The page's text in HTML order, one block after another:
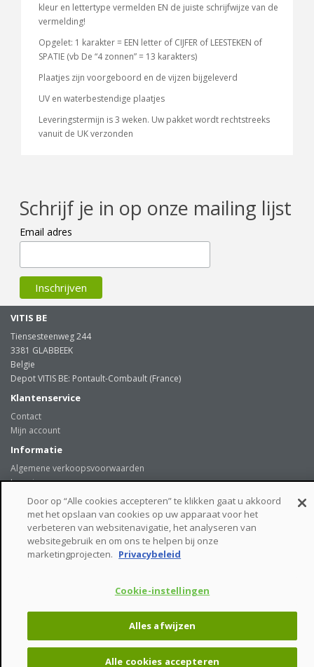
kleur en lettertype vermelden EN de juiste schrijfwijze van de
vermelding!
Opgelet: 1 karakter = EEN letter of CIJFER of LEESTEKEN of
SPATIE (vb De “4 zonnen” = 13 karakters)
Plaatjes zijn voorgeboord en de vijzen bijgeleverd
UV en waterbestendige plaatjes
Leveringstermijn is 3 weken. Uw pakket wordt rechtstreeks
vanuit de UK verzonden
Schrijf je in op onze mailing lijst
Email adres
VITIS BE
Tiensesteenweg 244
3381 GLABBEEK
Belgie
Depot VITIS BE: Pontault-Combault (France)
Klantenservice
Contact
Mijn account
Informatie
Algemene verkoopsvoorwaarden
Levering
Onze klanten getuigen
Privacybeleid
Links
beveiligde betaalmogelijkheden
Door op “Alle cookies accepteren” te klikken gaat u akkoord
met het opslaan van cookies op uw apparaat voor het
verbeteren van websitenavigatie, het analyseren van
websitegebruik en om ons te helpen bij onze
marketingprojecten. Privacybeleid
Cookie-instellingen
Alles afwijzen
Alle cookies accepteren